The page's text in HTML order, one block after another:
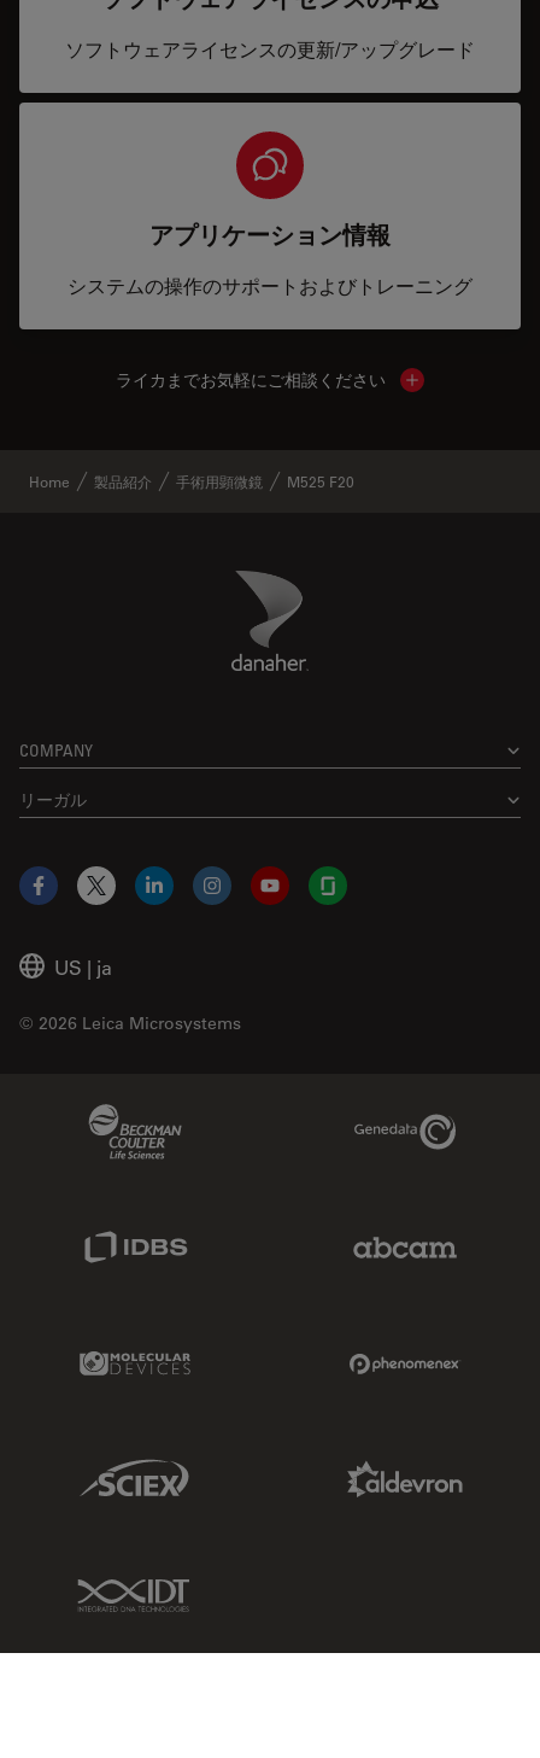
ソフトウェアライセンスの更新/アップグレード
アプリケーション情報
システムの操作のサポートおよびトレーニング
ライカまでお気軽にご相談ください Show local
Home 製品紹介 手術用顕微鏡 M525 F20
Danaher Logo
COMPANY
リーガル
US | ja
© 2026 Leica Microsystems
Facebook
X LinkedInInstagramYouTubeGlassdoor
Genedata Link
Molecular Devices Link
Sciex Link
IDT Link